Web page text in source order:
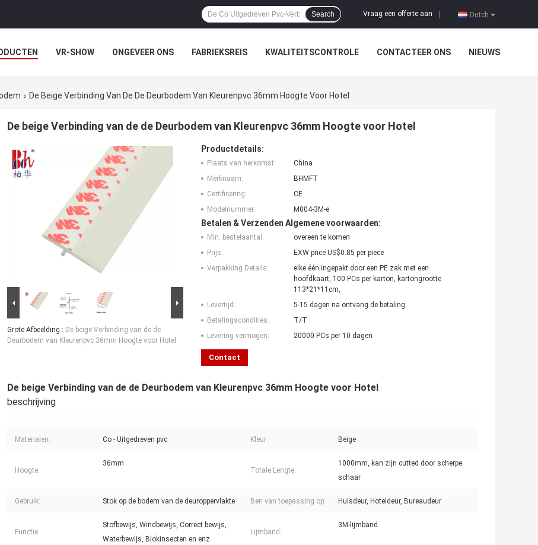
Dutch
Vraag een offerte aan
Search
VR-SHOW ONGEVEER ONS FABRIEKSREIS KWALITEITSCONTROLE CONTACTEER ONS NIEUWS
De Beige Verbinding Van De De Deurbodem Van Kleurenpvc 36mm Hoogte Voor Hotel
De beige Verbinding van de de Deurbodem van Kleurenpvc 36mm Hoogte voor Hotel
Grote Afbeelding : De beige Verbinding van de de
Deurbodem van Kleurenpvc 36mm Hoogte voor Hotel
Productdetails:
Plaats van herkomst:
China
Merknaam:
BHMFT
Certificering:
CE
Modelnummer:
M004-3M-e
Betalen & Verzenden Algemene voorwaarden:
Min. bestelaantal:
overeen te komen
Prijs:
EXW price US$0.85 per piece
Verpakking Details:
elke één ingepakt door een PE zak met een
hoofdkaart, 100 PCs per karton, kartongrootte
113*21*11cm,
Levertijd:
5-15 dagen na ontvang de betaling
Betalingscondities:
T/T
Levering vermogen:
20000 PCs per 10 dagen
Contact
De beige Verbinding van de de Deurbodem van Kleurenpvc 36mm Hoogte voor Hotel
beschrijving
Materialen: Co - Uitgedreven pvc Kleur: Beige
Hoogte:
36mm
Totale Lengte:
1000mm, kan zijn cutted door scherpe
schaar
Gebruik: Stok op de bodem van de deuroppervlakte Ben van toepassing op: Huisdeur, Hoteldeur, Bureaudeur
Functie:
Stofbewijs, Windbewijs, Correct bewijs,
Waterbewijs, Blokinsecten en enz.
Lijmband:
3M-lijmband